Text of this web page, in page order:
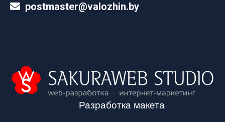
postmaster@valozhin.by
Разработка макета